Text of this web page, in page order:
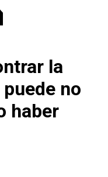
la
no
haber